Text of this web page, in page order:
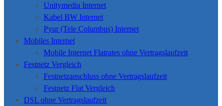
Unitymedia Internet
Kabel BW Internet
Pyur (Tele Columbus) Internet
Mobiles Internet
Mobile Internet Flatrates ohne Vertragslaufzeit
Festnetz Vergleich
Festnetzanschluss ohne Vertragslaufzeit
Festnetz Flat Vergleich
DSL ohne Vertragslaufzeit